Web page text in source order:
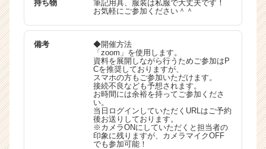
持ち物
筆記用具、服装は私服で大丈夫です！
お気軽にご参加ください＾＾
備考
◆開催方法
「zoom」を使用します。
資料を展開しながら行うためご参加はP
Cを推奨しておりますが、
スマホの方もご参加いただけます。
接続不良なども予想されます。
お時間には余裕を持ってご参加くださ
い。
当日ログインしていただくURLはご予約
後お送りしております。
※カメラONにしていただくと担当者の
印象に残りますが、カメラマイクOFF
でも参加可能！